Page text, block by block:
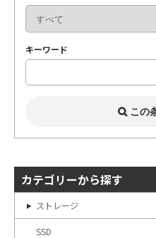
キーワード
カテゴリーから探す
ストレージ
SSD